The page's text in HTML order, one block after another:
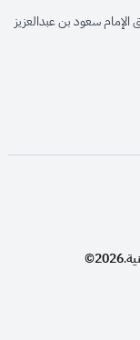
الإمام سعود بن عبدالعزيز
.
2026©